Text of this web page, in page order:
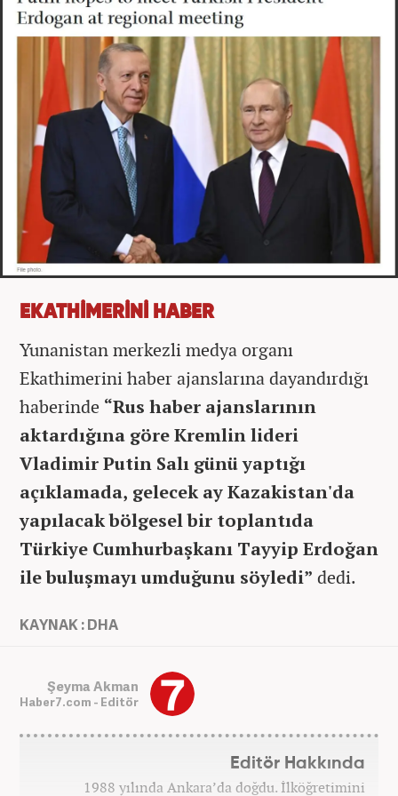
EKATHİMERİNİ HABER
Yunanistan merkezli medya organı
Ekathimerini haber ajanslarına dayandırdığı
haberinde “Rus haber ajanslarının
aktardığına göre Kremlin lideri
Vladimir Putin Salı günü yaptığı
açıklamada, gelecek ay Kazakistan'da
yapılacak bölgesel bir toplantıda
Türkiye Cumhurbaşkanı Tayyip Erdoğan
ile buluşmayı umduğunu söyledi” dedi.
KAYNAK : DHA
Şeyma Akman
Haber7.com - Editör
Editör Hakkında
1988 yılında Ankara’da doğdu. İlköğretimini